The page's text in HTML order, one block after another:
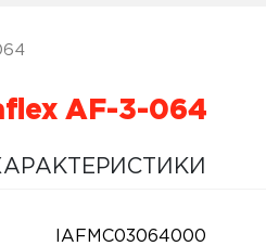
AF-3-064
IAFMC03064000